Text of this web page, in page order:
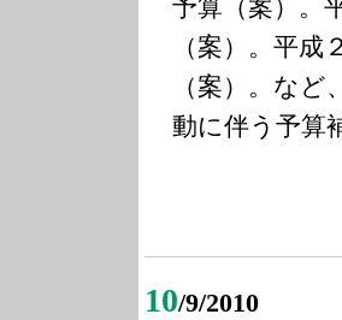
予算（案）。
（案）。平
（案）。な
動に伴う予算
10/9/2010